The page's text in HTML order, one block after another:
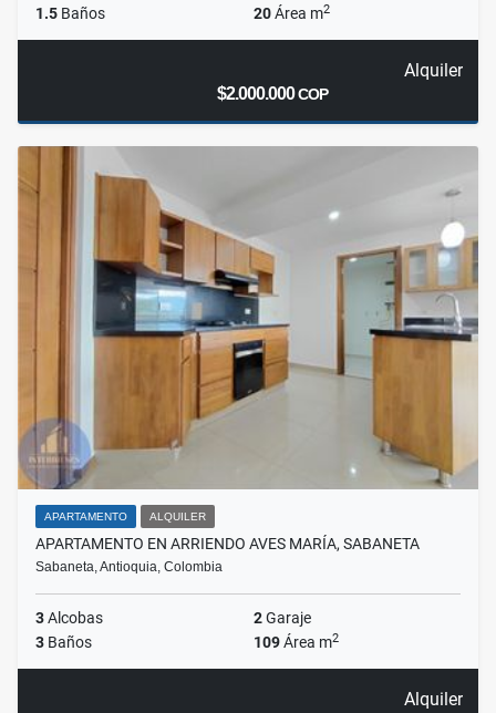
1.5 Baños 20Área m2
Alquiler
$2.000.000COP
APARTAMENTO ALQUILER
APARTAMENTO EN ARRIENDO AVES MARÍA, SABANETA
Sabaneta, Antioquia, Colombia
3Alcobas 2Garaje
3 Baños 109Área m2
Alquiler